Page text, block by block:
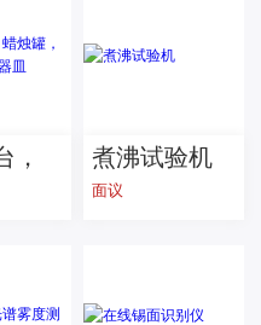
，
蜡
煮沸试验机
面议